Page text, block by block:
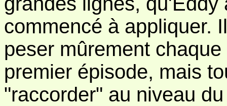
commencé à appliquer.
peser mûrement
premier épisode, mais
"raccorder" au niveau